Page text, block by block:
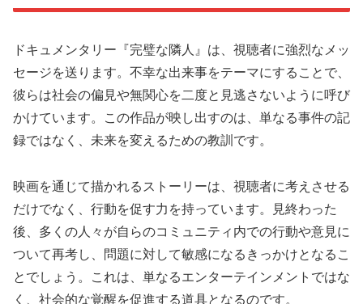
ドキュメンタリー『完璧な隣人』は、視聴者に強烈なメッ
セージを送ります。不幸な出来事をテーマにすることで、
彼らは社会の偏見や無関心を二度と見逃さないように呼び
かけています。この作品が映し出すのは、単なる事件の記
録ではなく、未来を変えるための教訓です。
映画を通じて描かれるストーリーは、視聴者に考えさせる
だけでなく、行動を促す力を持っています。見終わった
後、多くの人々が自らのコミュニティ内での行動や意見に
ついて再考し、問題に対して敏感になるきっかけとなるこ
とでしょう。これは、単なるエンターテインメントではな
く、社会的な覚醒を促進する道具となるのです。